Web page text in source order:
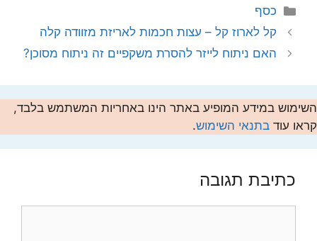
קטגוריות
כסף
קל לארוז קל – עצות חכמות לאריזת מזוודה קלה
האם ניתוח לייזר להסרת משקפיים זה ניתוח מסוכן?
השימוש במידע המופיע באתר הינו באחריות המשתמש בלבד,
קראו עוד בתנאי השימוש.
כתיבת תגובה